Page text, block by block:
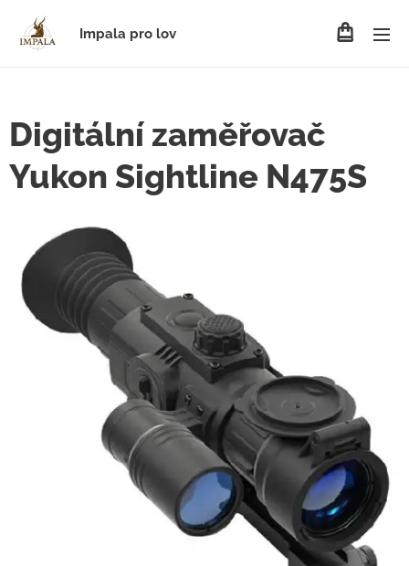
Impala pro lov
Digitální zaměřovač
Yukon Sightline N475S